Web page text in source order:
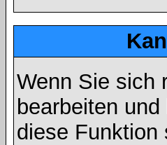
Wenn Sie sich
bearbeiten
diese Funktion